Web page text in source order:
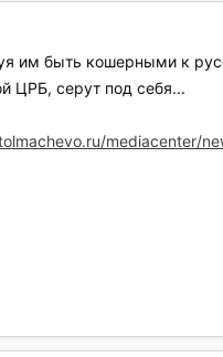
им быть кошерными к
ЦРБ, серут под себя...
mediacenter/